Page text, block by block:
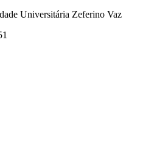
Universitária Zeferino Vaz